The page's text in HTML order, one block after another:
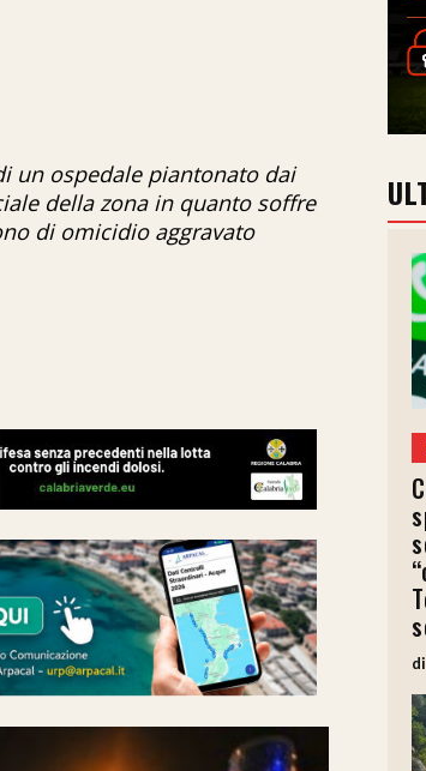
un ospedale piantonato dai
della zona in quanto soffre
di omicidio aggravato